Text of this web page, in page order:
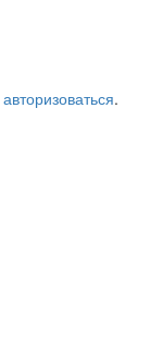
авторизоваться.